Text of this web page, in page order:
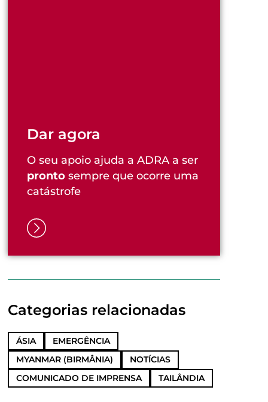
Dar agora
O seu apoio ajuda a ADRA a ser
prontosempre que ocorre uma
catástrofe
Categorias relacionadas
ÁSIA
EMERGÊNCIA
MYANMAR (BIRMÂNIA)
NOTÍCIAS
COMUNICADO DE IMPRENSA
TAILÂNDIA